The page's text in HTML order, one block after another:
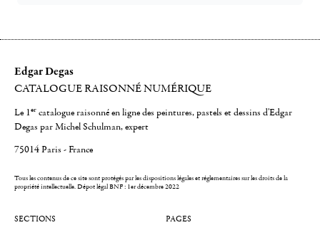
Edgar Degas
CATALOGUE RAISONNÉ NUMÉRIQUE
Le 1er catalogue raisonné en ligne des peintures, pastels et dessins d'Edgar
Degas par Michel Schulman, expert
75014 Paris - France
Tous les contenus de ce site sont protégés par les dispositions légales et réglementaires sur les droits de la
propriété intellectuelle.Dépot légal BNF : 1er décembre 2022
SECTIONS PAGES